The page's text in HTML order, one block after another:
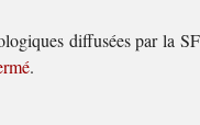
diffusées par la
.